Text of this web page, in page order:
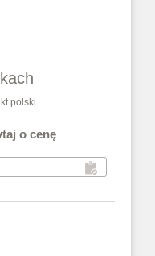
polski
o cenę